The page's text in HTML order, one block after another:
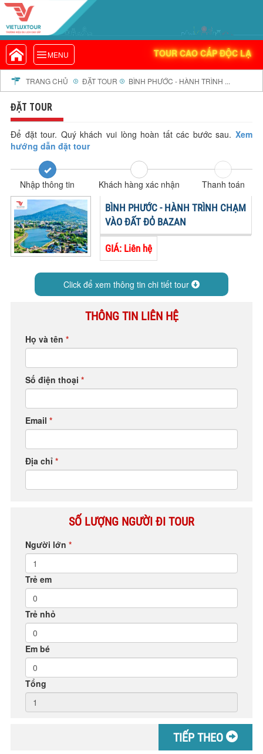
MENU TOUR CAO CẤP ĐỘC LẠ
VIETLUXTOUR.COM
TOUR CAO CẤP ĐỘC LẠ
TOUR TRONG NƯỚC
TOUR NƯỚC NGOÀI
TOUR KHỞI HÀNH TỪ HÀ NỘI
TOUR KHỞI HÀNH TỪ ĐÀ NẴNG
TOUR KHỞI HÀNH TỪ CẦN THƠ
TOUR ĐOÀN - M.I.C.E
TOUR COMBO
DỊCH VỤ
GIỚI THIỆU
HỒ SƠ NĂNG LỰC
PROFILE EN
THƯ KHEN VIETLUXTOUR
HỘP THƯ GÓP Ý
PROFILE HƯỚNG DẪN VIÊN
TRANG CHỦ ĐẶT TOUR BÌNH PHƯỚC - HÀNH TRÌNH ...
ĐẶT TOUR
Để đặt tour. Quý khách vui lòng hoàn tất các bước sau.Xem
hướng dẫn đặt tour
Nhập thông tin Khách hàng xác nhận
Thanh toán
BÌNH PHƯỚC - HÀNH TRÌNH CHẠM
VÀO ĐẤT ĐỎ BAZAN
GIÁ: Liên hệ
Click để xem thông tin chi tiết tour
THÔNG TIN LIÊN HỆ
Họ và tên *
Số điện thoại *
Email *
Địa chỉ *
SỐ LƯỢNG NGƯỜI ĐI TOUR
Người lớn *
Trẻ em
Trẻ nhỏ
Em bé
Tổng
TIẾP THEO